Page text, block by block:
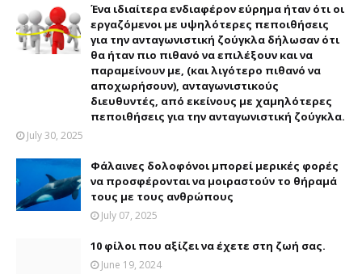
Ένα ιδιαίτερα ενδιαφέρον εύρημα ήταν ότι οι
εργαζόμενοι με υψηλότερες πεποιθήσεις
για την ανταγωνιστική ζούγκλα δήλωσαν ότι
θα ήταν πιο πιθανό να επιλέξουν και να
παραμείνουν με, (και λιγότερο πιθανό να
αποχωρήσουν), ανταγωνιστικούς
διευθυντές, από εκείνους με χαμηλότερες
πεποιθήσεις για την ανταγωνιστική ζούγκλα.
July 30, 2025
Φάλαινες δολοφόνοι μπορεί μερικές φορές
να προσφέρονται να μοιραστούν το θήραμά
τους με τους ανθρώπους
July 07, 2025
10 φίλοι που αξίζει να έχετε στη ζωή σας.
June 19, 2024